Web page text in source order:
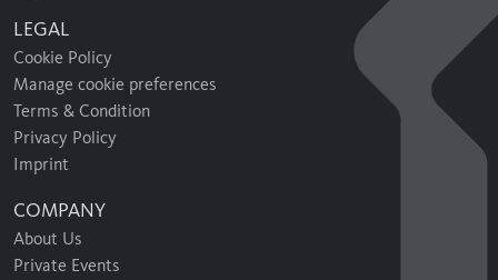
LEGAL
Cookie Policy
Manage cookie preferences
Terms & Condition
Privacy Policy
Imprint
COMPANY
About Us
Private Events